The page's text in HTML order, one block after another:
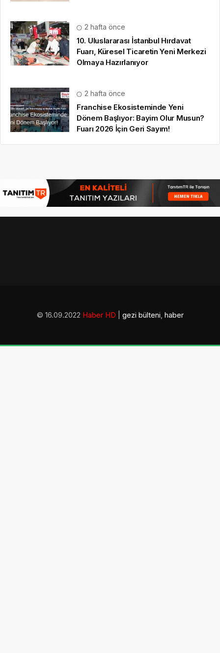
2 hafta önce
10. Uluslararası İstanbul Hırdavat
Fuarı, Küresel Ticaretin Yeni Merkezi
Olmaya Hazırlanıyor
2 hafta önce
Franchise Ekosisteminde Yeni
Dönem Başlıyor: Bayim Olur Musun?
Fuarı 2026 İçin Geri Sayım!
© 16.09.2022 Haber HD gezi bülteni, haber